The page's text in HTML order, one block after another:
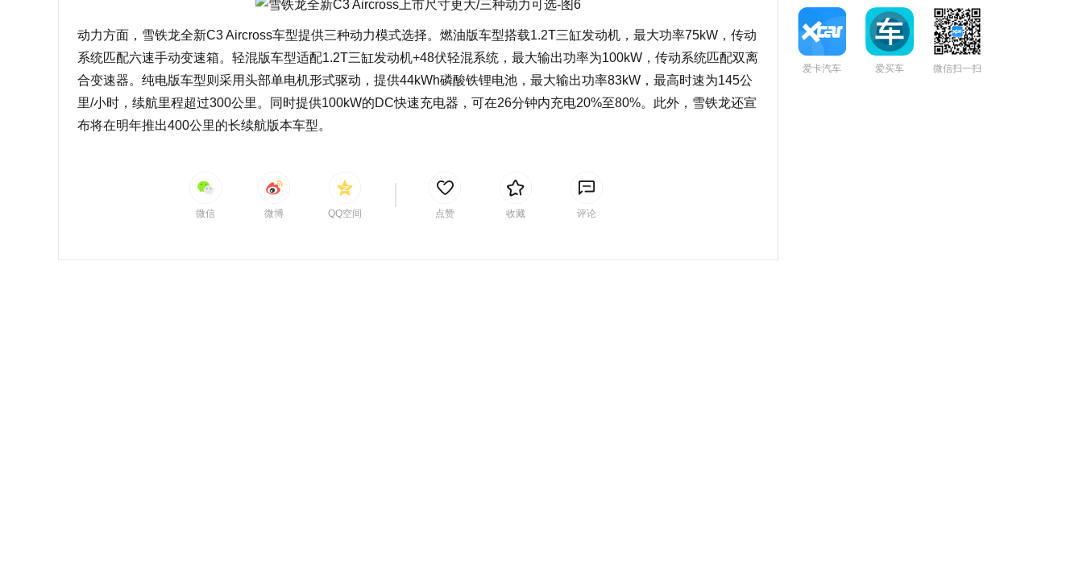
动力方面，雪铁龙全新C3 Aircross车型提供三种动力模式选择。燃油版车型搭载1.2T三缸发动机，最大功率75kW，传动
系统匹配六速手动变速箱。轻混版车型适配1.2T三缸发动机+48伏轻混系统，最大输出功率为100kW，传动系统匹配双离
合变速器。纯电版车型则采用头部单电机形式驱动，提供44kWh磷酸铁锂电池，最大输出功率83kW，最高时速为145公
里/小时，续航里程超过300公里。同时提供100kW的DC快速充电器，可在26分钟内充电20%至80%。此外，雪铁龙还宣
布将在明年推出400公里的长续航版本车型。
微信 微博 QQ空间 点赞 收藏 评论
爱卡汽车 爱买车 微信扫一扫